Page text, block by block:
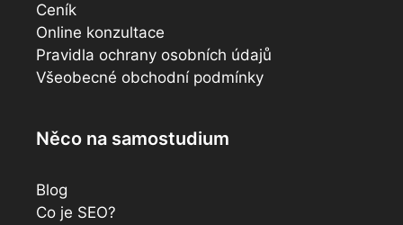
Ceník
Online konzultace
Pravidla ochrany osobních údajů
Všeobecné obchodní podmínky
Něco na samostudium
Blog
Co je SEO?